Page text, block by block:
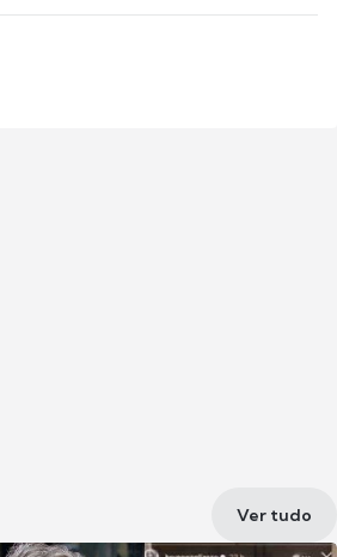
Ver tudo